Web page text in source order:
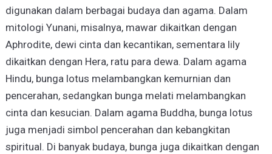
digunakan dalam berbagai budaya dan agama. Dalam
mitologi Yunani, misalnya, mawar dikaitkan dengan
Aphrodite, dewi cinta dan kecantikan, sementara lily
dikaitkan dengan Hera, ratu para dewa. Dalam agama
Hindu, bunga lotus melambangkan kemurnian dan
pencerahan, sedangkan bunga melati melambangkan
cinta dan kesucian. Dalam agama Buddha, bunga lotus
juga menjadi simbol pencerahan dan kebangkitan
spiritual. Di banyak budaya, bunga juga dikaitkan dengan